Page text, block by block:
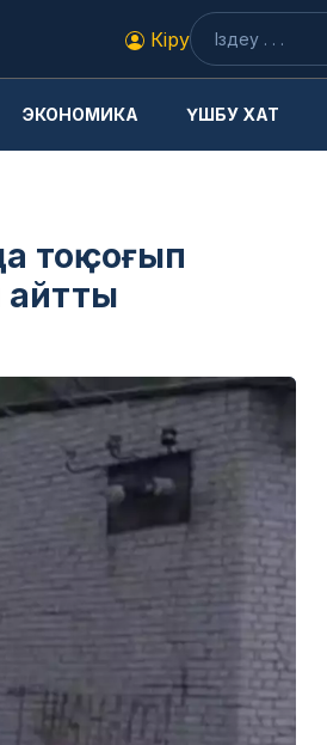
Кіру
ЭКОНОМИКА ҮШБУ ХАТ
тоқ соғып
айтты